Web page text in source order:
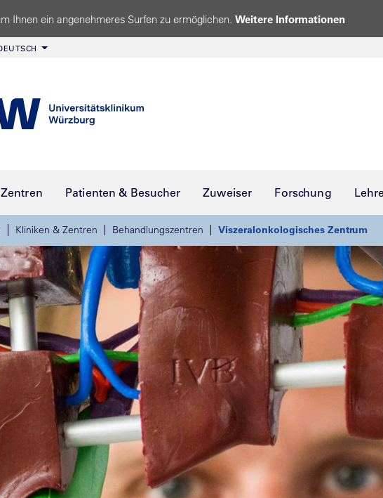
Ihnen ein angenehmeres Surfen zu ermöglichen. Weitere Informationen
Patienten & Besucher Zuweiser Forschung Lehre
Kliniken & Zentren Behandlungszentren Viszeralonkologisches Zentrum